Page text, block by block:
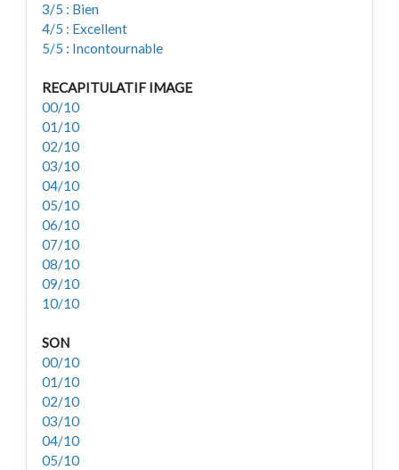
3/5 : Bien
4/5 : Excellent
5/5 : Incontournable
RECAPITULATIF IMAGE
00/10
01/10
02/10
03/10
04/10
05/10
06/10
07/10
08/10
09/10
10/10
SON
00/10
01/10
02/10
03/10
04/10
05/10